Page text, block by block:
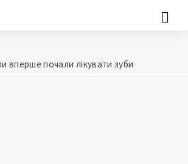
вперше почали лікувати зуби